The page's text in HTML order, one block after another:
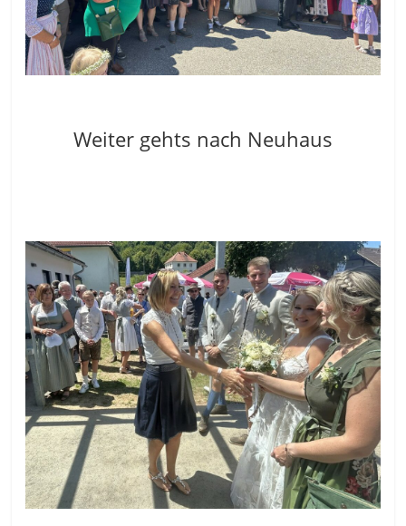
Weiter gehts nach Neuhaus